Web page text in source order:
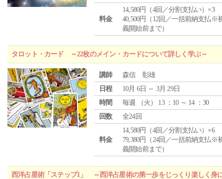
料金
14,580円（4回／分割支払い）×3
40,500円（12回／一括前納支払※
義開始前まで）
タロット・カード ～22枚のメイン・カードについて詳しく学ぶ～
講師
森信 彰雄
日程
10月 6日 ～ 3月 29日
時間
毎週 （火 ） 13 ：10 ～ 14 ：30
回数
全24回
料金
14,580円（4回／分割支払い）×6
79,380円（24回／一括前納支払※
義開始前まで）
西洋占星術「ステップ1」 ～西洋占星術の第一歩をじっくり楽しく身